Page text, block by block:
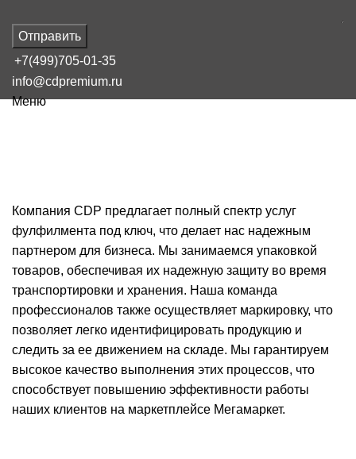
Отправить
+7(499)705-01-35
info@cdpremium.ru
Меню
Компания CDP предлагает полный спектр услуг
фулфилмента под ключ, что делает нас надежным
партнером для бизнеса. Мы занимаемся упаковкой
товаров, обеспечивая их надежную защиту во время
транспортировки и хранения. Наша команда
профессионалов также осуществляет маркировку, что
позволяет легко идентифицировать продукцию и
следить за ее движением на складе. Мы гарантируем
высокое качество выполнения этих процессов, что
способствует повышению эффективности работы
наших клиентов на маркетплейсе Мегамаркет.